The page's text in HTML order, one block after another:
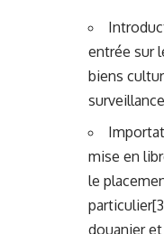
entrée sur
biens
mise en
le
particulier
douanier